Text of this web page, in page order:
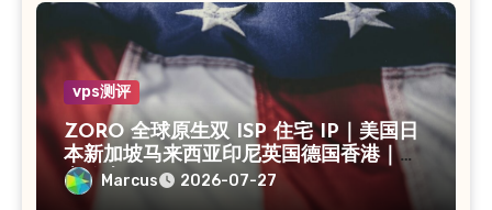
vps测评
ZORO 全球原生双 ISP 住宅 IP｜美国日
本新加坡马来西亚印尼英国德国香港｜独
享静态 IPv4
Marcus 2026-07-27